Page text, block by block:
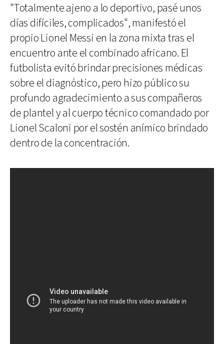
"Totalmente ajeno a lo deportivo, pasé unos
días difíciles, complicados", manifestó el
propio Lionel Messi en la zona mixta tras el
encuentro ante el combinado africano. El
futbolista evitó brindar precisiones médicas
sobre el diagnóstico, pero hizo público su
profundo agradecimiento a sus compañeros
de plantel y al cuerpo técnico comandado por
Lionel Scaloni por el sostén anímico brindado
dentro de la concentración.